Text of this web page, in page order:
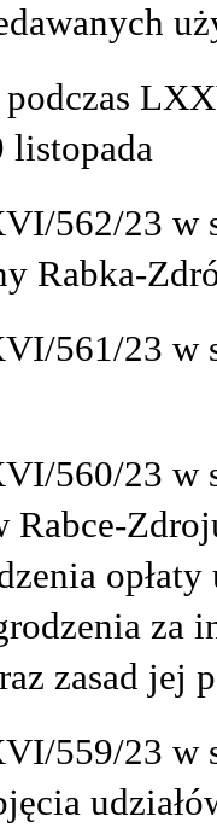
podczas
listopada
562/23 w
Rabka-
561/23 w
560/23 w
za
zasad jej
559/23 w